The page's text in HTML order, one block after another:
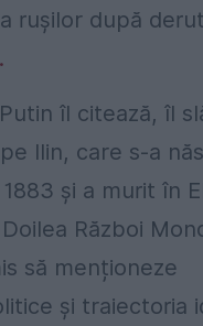
rușilor după
îl citează, îl
Ilin, care s-a
și a murit în
Război
să menționeze
și traiectoria